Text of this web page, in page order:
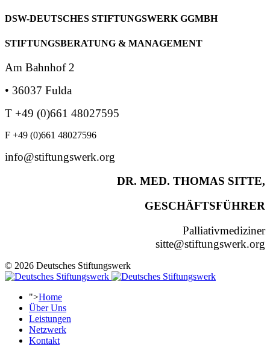
DSW-DEUTSCHES STIFTUNGSWERK GGMBH
STIFTUNGSBERATUNG & MANAGEMENT
Am Bahnhof 2
• 36037 Fulda
T +49 (0)661 48027595
F +49 (0)661 48027596
info@stiftungswerk.org
DR. MED. THOMAS SITTE,
GESCHÄFTSFÜHRER
Palliativmediziner
sitte@stiftungswerk.org
© 2026 Deutsches Stiftungswerk
">Home
Über Uns
Leistungen
Netzwerk
Kontakt